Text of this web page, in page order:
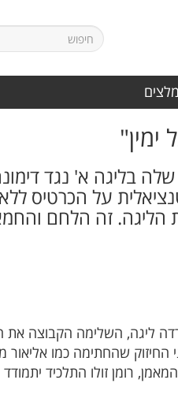
בליגה א' נגד
על הכרטיס
הליגה. זה הלחם
ליגה, השלימה הקבוצה
שהחתימה כמו אליאור
רומן זולו התלכיד יתמודד